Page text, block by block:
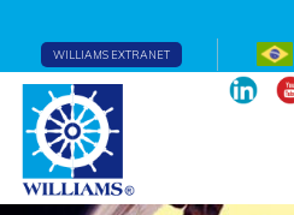
WILLIAMS EXTRANET